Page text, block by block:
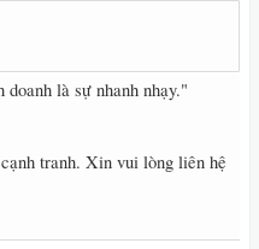
là sự nhanh nhạy."
tranh. Xin vui lòng liên hệ